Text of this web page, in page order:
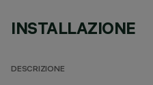
INSTALLAZIONE
DESCRIZIONE